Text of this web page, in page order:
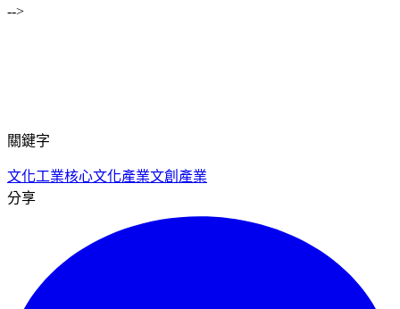
-->
關鍵字
文化工業核心文化產業文創產業
分享